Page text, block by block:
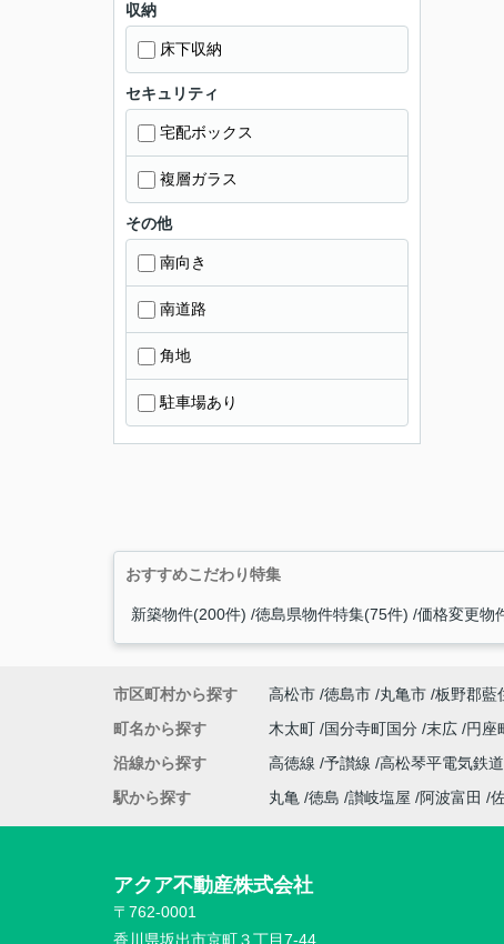
収納
床下収納
セキュリティ
宅配ボックス
複層ガラス
その他
南向き
南道路
角地
駐車場あり
おすすめこだわり特集
新築物件(200件) 徳島県物件特集(75件) 価格変更物
市区町村から探す 高松市 徳島市 丸亀市 板野郡藍
町名から探す
木太町 国分寺町国分 末広 円座
沿線から探す
高徳線 予讃線 高松琴平電気鉄
駅から探す
丸亀 徳島 讃岐塩屋 阿波富田
アクア不動産株式会社
〒762-0001
香川県坂出市京町３丁目7-44